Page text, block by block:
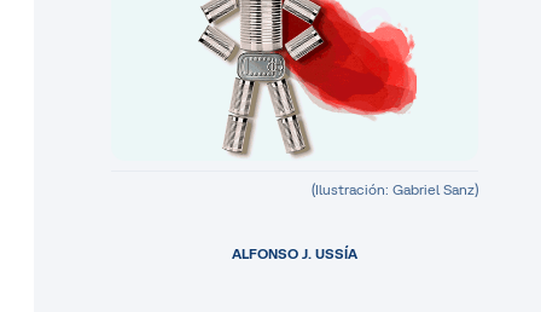
(Ilustración: Gabriel Sanz)
ALFONSO J. USSÍA